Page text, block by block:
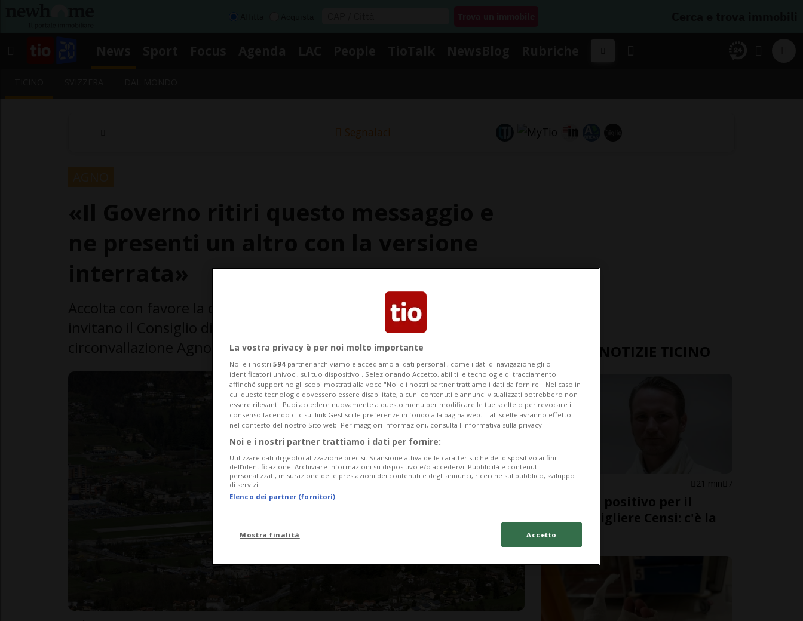
Segnalaci
Accolta con favore la disponibilità di Berna, i Sindaci del Malcantone
invitano il Consiglio di Stato a cambiare i propri piani per la
circonvallazione Agno-Bioggio.
ULTIME NOTIZIE TICINO
CANTONE 21 min 7
Alcol test positivo per il
granconsigliere Censi: c'è la
recidiva
La vostra privacy è per noi molto importante
Noi e i nostri 594 partner archiviamo e accediamo ai dati personali, come i dati di navigazione gli o
identificatori univoci, sul tuo dispositivo . Selezionando Accetto, abiliti le tecnologie di tracciamento
affinché supportino gli scopi mostrati alla voce "Noi e i nostri partner trattiamo i dati da fornire". Nel caso in
cui queste tecnologie dovessero essere disabilitate, alcuni contenuti e annunci visualizzati potrebbero non
essere rilevanti. Puoi accedere nuovamente a questo menu per modificare le tue scelte o per revocare il
consenso facendo clic sul link Gestisci le preferenze in fondo alla pagina web.. Tali scelte avranno effetto
nel contesto del nostro Sito web. Per maggiori informazioni, consulta l'Informativa sulla privacy.
Noi e i nostri partner trattiamo i dati per fornire:
Utilizzare dati di geolocalizzazione precisi. Scansione attiva delle caratteristiche del dispositivo ai fini
dell’identificazione. Archiviare informazioni su dispositivo e/o accedervi. Pubblicità e contenuti
personalizzati, misurazione delle prestazioni dei contenuti e degli annunci, ricerche sul pubblico, sviluppo
di servizi.
Elenco dei partner (fornitori)
Mostra finalità Accetto